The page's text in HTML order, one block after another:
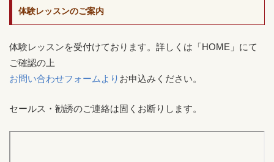
体験レッスンのご案内
体験レッスンを受付けております。詳しくは「HOME」にて
ご確認の上
お問い合わせフォームより お申込みください。
セールス・勧誘のご連絡は固くお断りします。